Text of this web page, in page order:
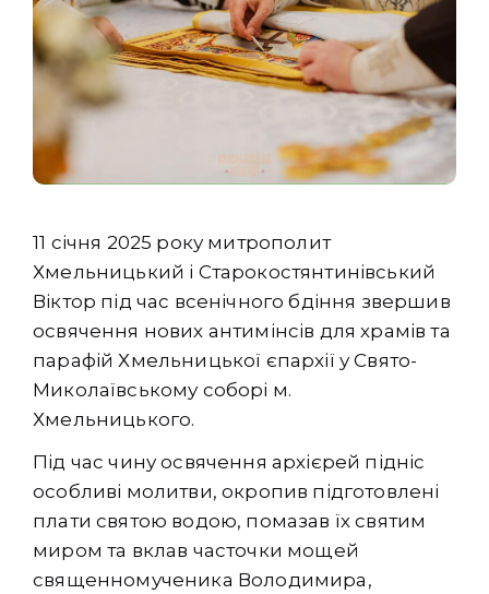
11 січня 2025 року митрополит
Хмельницький і Старокостянтинівський
Віктор під час всенічного бдіння звершив
освячення нових антимінсів для храмів та
парафій Хмельницької єпархії у Свято-
Миколаївському соборі м.
Хмельницького.
Під час чину освячення архієрей підніс
особливі молитви, окропив підготовлені
плати святою водою, помазав їх святим
миром та вклав часточки мощей
священномученика Володимира,